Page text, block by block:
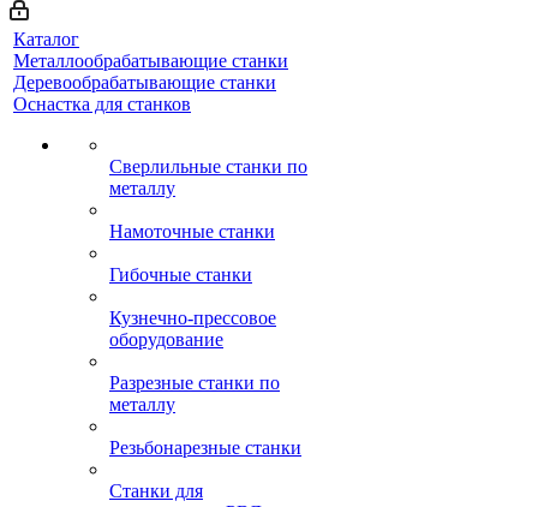
Каталог
Металлообрабатывающие станки
Деревообрабатывающие станки
Оснастка для станков
Сверлильные станки по
металлу
Намоточные станки
Гибочные станки
Кузнечно-прессовое
оборудование
Разрезные станки по
металлу
Резьбонарезные станки
Станки для